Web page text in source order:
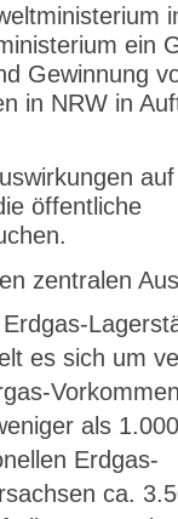
ein
Gewinnung
in NRW in
öffentliche
zentralen
es sich um
als
Erdgas-
ca.